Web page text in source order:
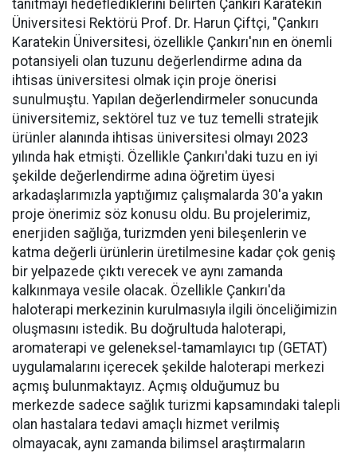
tanıtmayı hedeflediklerini belirten Çankırı Karatekin
Üniversitesi Rektörü Prof. Dr. Harun Çiftçi, "Çankırı
Karatekin Üniversitesi, özellikle Çankırı'nın en önemli
potansiyeli olan tuzunu değerlendirme adına da
ihtisas üniversitesi olmak için proje önerisi
sunulmuştu. Yapılan değerlendirmeler sonucunda
üniversitemiz, sektörel tuz ve tuz temelli stratejik
ürünler alanında ihtisas üniversitesi olmayı 2023
yılında hak etmişti. Özellikle Çankırı'daki tuzu en iyi
şekilde değerlendirme adına öğretim üyesi
arkadaşlarımızla yaptığımız çalışmalarda 30'a yakın
proje önerimiz söz konusu oldu. Bu projelerimiz,
enerjiden sağlığa, turizmden yeni bileşenlerin ve
katma değerli ürünlerin üretilmesine kadar çok geniş
bir yelpazede çıktı verecek ve aynı zamanda
kalkınmaya vesile olacak. Özellikle Çankırı'da
haloterapi merkezinin kurulmasıyla ilgili önceliğimizin
oluşmasını istedik. Bu doğrultuda haloterapi,
aromaterapi ve geleneksel-tamamlayıcı tıp (GETAT)
uygulamalarını içerecek şekilde haloterapi merkezi
açmış bulunmaktayız. Açmış olduğumuz bu
merkezde sadece sağlık turizmi kapsamındaki talepli
olan hastalara tedavi amaçlı hizmet verilmiş
olmayacak, aynı zamanda bilimsel araştırmaların